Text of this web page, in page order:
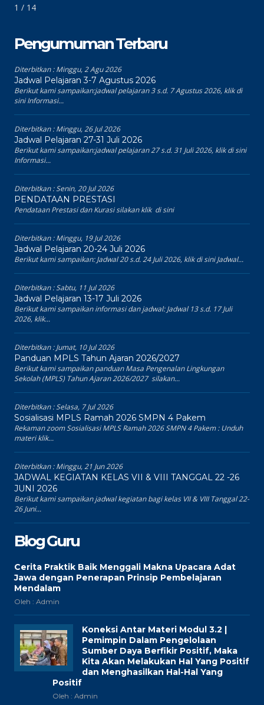
1 / 14
Pengumuman Terbaru
Diterbitkan :Minggu, 2 Agu 2026
Jadwal Pelajaran 3-7 Agustus 2026
Berikut kami sampaikan:jadwal pelajaran 3 s.d. 7 Agustus 2026, klik di
sini Informasi...
Diterbitkan :Minggu, 26 Jul 2026
Jadwal Pelajaran 27-31 Juli 2026
Berikut kami sampaikan:jadwal pelajaran 27 s.d. 31 Juli 2026, klik di sini
Informasi...
Diterbitkan :Senin, 20 Jul 2026
PENDATAAN PRESTASI
Pendataan Prestasi dan Kurasi silakan klik di sini
Diterbitkan :Minggu, 19 Jul 2026
Jadwal Pelajaran 20-24 Juli 2026
Berikut kami sampaikan: Jadwal 20 s.d. 24 Juli 2026, klik di sini Jadwal...
Diterbitkan :Sabtu, 11 Jul 2026
Jadwal Pelajaran 13-17 Juli 2026
Berikut kami sampaikan informasi dan jadwal: Jadwal 13 s.d. 17 Juli
2026, klik...
Diterbitkan :Jumat, 10 Jul 2026
Panduan MPLS Tahun Ajaran 2026/2027
Berikut kami sampaikan panduan Masa Pengenalan Lingkungan
Sekolah (MPLS) Tahun Ajaran 2026/2027 silakan...
Diterbitkan :Selasa, 7 Jul 2026
Sosialisasi MPLS Ramah 2026 SMPN 4 Pakem
Rekaman zoom Sosialisasi MPLS Ramah 2026 SMPN 4 Pakem : Unduh
materi klik...
Diterbitkan :Minggu, 21 Jun 2026
JADWAL KEGIATAN KELAS VII & VIII TANGGAL 22 -26
JUNI 2026
Berikut kami sampaikan jadwal kegiatan bagi kelas VII & VIII Tanggal 22-
26 Juni...
Blog Guru
Cerita Praktik Baik Menggali Makna Upacara Adat
Jawa dengan Penerapan Prinsip Pembelajaran
Mendalam
Oleh : Admin
Koneksi Antar Materi Modul 3.2 |
Pemimpin Dalam Pengelolaan
Sumber Daya Berfikir Positif, Maka
Kita Akan Melakukan Hal Yang Positif
dan Menghasilkan Hal-Hal Yang
Positif
Oleh : Admin